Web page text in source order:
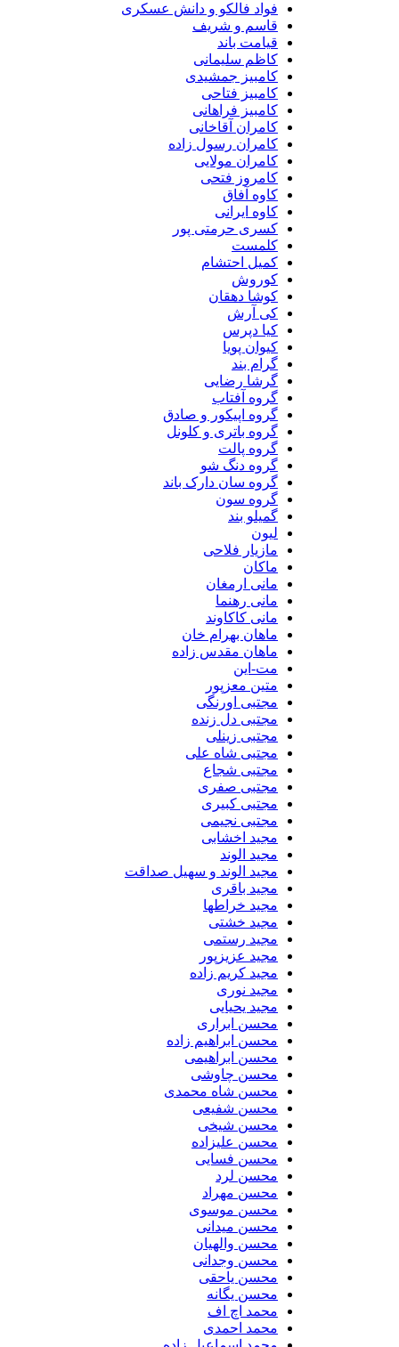
فواد فالکو و دانش عسکری
قاسم و شریف
قیامت باند
کاظم سلیمانی
کامبیز جمشیدی
کامبیز فتاحی
کامبیز فراهانی
کامران آقاخانی
کامران رسول زاده
کامران مولایی
کامروز فتحی
کاوه آفاق
کاوه ایرانی
کسری حرمتی پور
کلمست
کمیل احتشام
کوروش
کوشا دهقان
کی آرش
کیا دپرس
کیوان پویا
گرام بند
گرشا رضایی
گروه آفتاب
گروه اپیکور و صادق
گروه باتری و کلونل
گروه پالت
گروه دنگ شو
گروه سان دارک باند
گروه سون
گمیلو بند
مازیار فلاحی
مانی ارمغان
مانی رهنما
مانی کاکاوند
ماهان بهرام خان
ماهان مقدس زاده
مت-این
متین معزپور
مجتبی اورنگی
مجتبی دل زنده
مجتبی زینلی
مجتبی شاه علی
مجتبی شجاع
مجتبی صفری
مجتبی کبیری
مجتبی نجیمی
مجید اخشابی
مجید الوند‎
مجید الوند و سهیل صداقت
مجید باقری
مجید خراطها
مجید خشتی
مجید رستمی
مجید عزیزپور
مجید کریم زاده
مجید نوری
مجید یحیایی
محسن ابراری
محسن ابراهیم زاده
محسن ابراهیمی
محسن چاوشی
محسن شاه محمدی
محسن شفیعی
محسن شیخی
محسن علیزاده
محسن فسایی
محسن لرد
محسن مهراد
محسن موسوی
محسن میدانی
محسن والهیان
محسن وجدانی
محسن یاحقی
محسن یگانه
محمد اچ اف
محمد احمدی